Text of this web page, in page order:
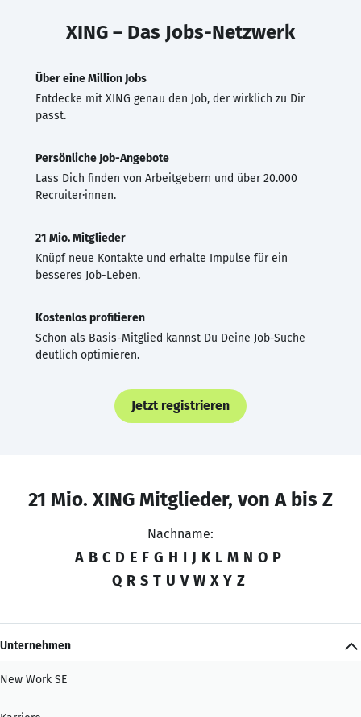
XING – Das Jobs-Netzwerk
Über eine Million Jobs
Entdecke mit XING genau den Job, der wirklich zu Dir
passt.
Persönliche Job-Angebote
Lass Dich finden von Arbeitgebern und über 20.000
Recruiter·innen.
21 Mio. Mitglieder
Knüpf neue Kontakte und erhalte Impulse für ein
besseres Job-Leben.
Kostenlos profitieren
Schon als Basis-Mitglied kannst Du Deine Job-Suche
deutlich optimieren.
Jetzt registrieren
21 Mio. XING Mitglieder, von A bis Z
Nachname:
A B C D E F G H I J K L M N O P
Q R S T U V W X Y Z
Unternehmen
New Work SE